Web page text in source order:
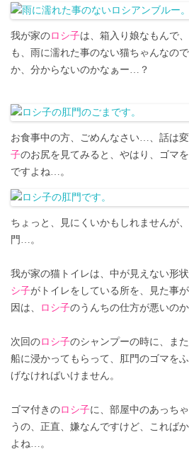
我が家のロシ子は、箱入り娘なもんで
も、雨に濡れた事のない猫ちゃんなの
か、分からないのかなぁー…？
お食事中の方、ごめんなさい…、話は変
子のお尻を見てみると、やはり、ゴマ
ですよね…。
ちょっと、見にくいかもしれませんが
門…。
我が家の猫トイレは、中が見えない形
シ子がトイレをしている所を、見た事
因は、
ロシ子のうんちの仕方が悪いのか
次回のロシ子のシャンプーの時に、また
船に浸かってもらって、肛門のゴマを
げなければいけません。
ゴマ付きのロシ子に、部屋中のあっち
うの、正直、嫌なんですけど、これば
よね…。